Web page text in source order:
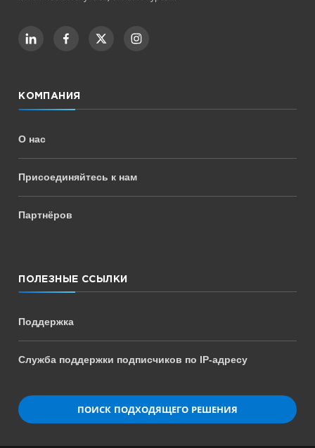
КОМПАНИЯ
О нас
Присоединяйтесь к нам
Партнёров
ПОЛЕЗНЫЕ ССЫЛКИ
Поддержка
Служба поддержки подписчиков по IP-адресу
ПОИСК ПОДХОДЯЩЕГО РЕШЕНИЯ